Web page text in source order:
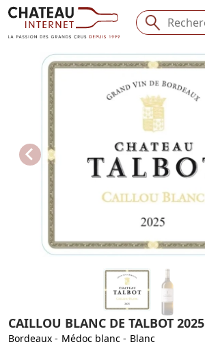
CAILLOU BLANC DE TALBOT 2025
Bordeaux - Médoc blanc - Blanc